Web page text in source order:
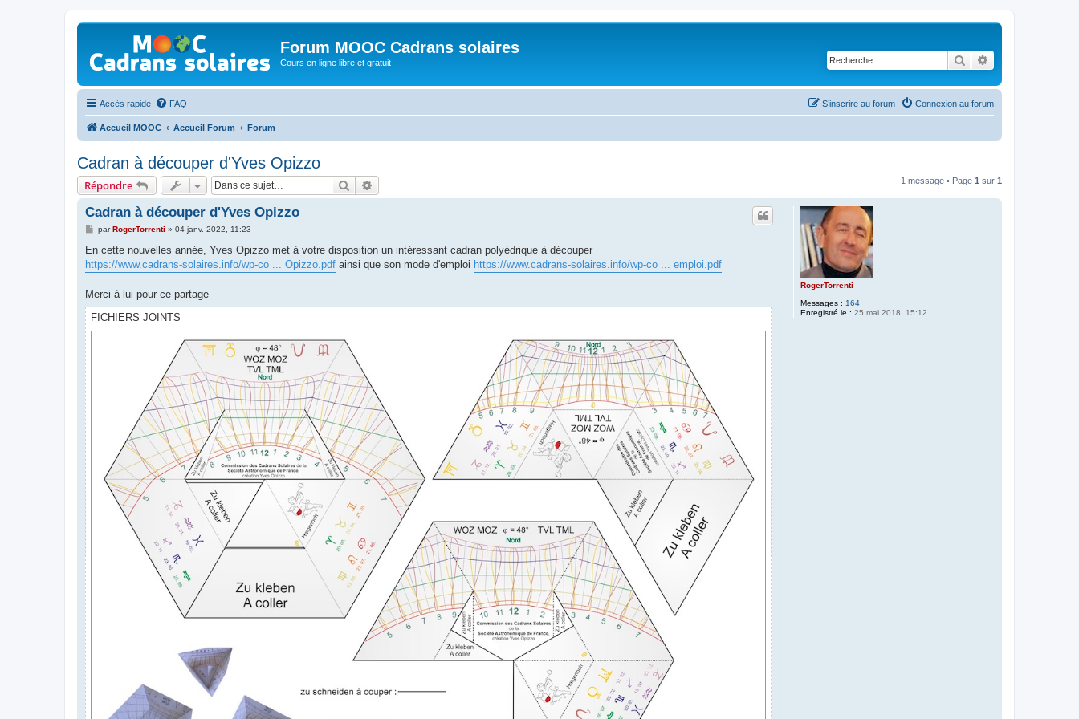
Forum MOOC Cadrans solaires
Cours en ligne libre et gratuit Rechercher
Accès rapide FAQ Connexion au forum
S’inscrire au forum
Accueil MOOC Accueil Forum Forum
Cadran à découper d'Yves Opizzo
Répondre Rechercher 1 message • Page 1 sur 1
RogerTorrenti
Messages : 164
Enregistré le : 25 mai 2018, 15:12
Cadran à découper d'Yves Opizzo
M
s
a
parRogerTorrenti » 04 janv. 2022, 11:23
En cette nouvelles année, Yves Opizzo met à votre disposition un intéressant cadran polyédrique à découper
https://www.cadrans-solaires.info/wp-co ... Opizzo.pdf ainsi que son mode d'emploi https://www.cadrans-solaires.info/wp-co ... emploi.pdf
Merci à lui pour ce partage
FICHIERS JOINTS